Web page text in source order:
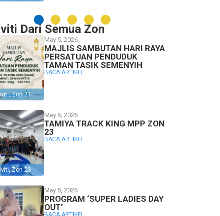
Dari Semua Zon
,Zon 21
May 5, 2026
MAJLIS SAMBUTAN HARI RAYA
PERSATUAN PENDUDUK
TAMAN TASIK SEMENYIH
BACA ARTIKEL
,Zon 23
May 5, 2026
TAMIYA TRACK KING MPP ZON
23
BACA ARTIKEL
May 5, 2026
PROGRAM ‘SUPER LADIES DAY
OUT’
BACA ARTIKEL